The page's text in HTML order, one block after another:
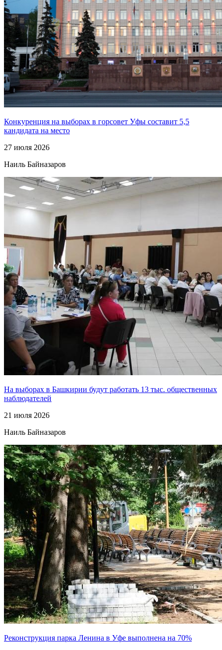
Конкуренция на выборах в горсовет Уфы составит 5,5
кандидата на место
27 июля 2026
Наиль Байназаров
На выборах в Башкирии будут работать 13 тыс. общественных
наблюдателей
21 июля 2026
Наиль Байназаров
Реконструкция парка Ленина в Уфе выполнена на 70%